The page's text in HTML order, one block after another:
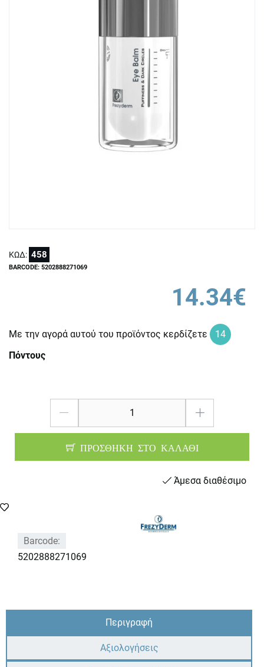
ΚΩΔ: 458
BARCODE: 5202888271069
14.34€
Με την αγορά αυτού του προϊόντος κερδίζετε
14
Πόντους
ΠΡΟΣΘΗΚΗ ΣΤΟ ΚΑΛΑΘΙ
Άμεσα διαθέσιμο
Barcode:
5202888271069
Περιγραφή
Αξιολογήσεις